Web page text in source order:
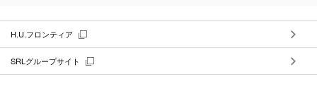
H.U.フロンティア
SRLグループサイト